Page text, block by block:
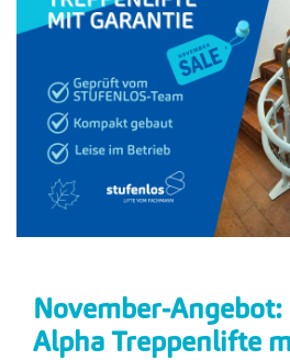
November-
Alpha Treppenlifte